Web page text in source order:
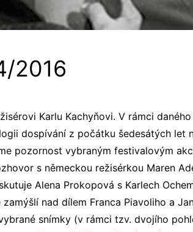
2016
Karlu Kachyňovi. V rámci
dospívání z počátku šedesátých let
pozornost vybraným festivalovým
s německou režisérkou Maren
Alena Prokopová s Karlech
nad dílem Franca Piavoliho a
snímky (v rámci tzv. dvojího